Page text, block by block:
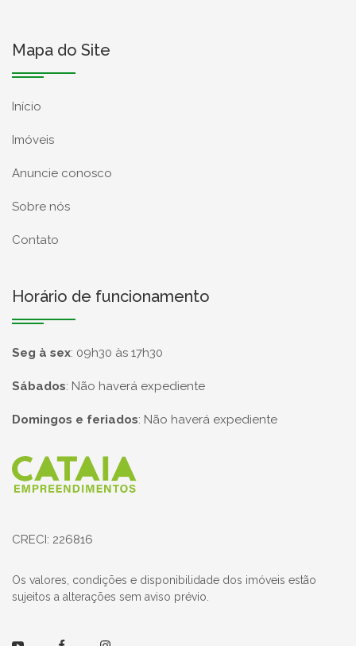
Mapa do Site
Início
Imóveis
Anuncie conosco
Sobre nós
Contato
Horário de funcionamento
Seg à sex: 09h30 às 17h30
Sábados: Não haverá expediente
Domingos e feriados: Não haverá expediente
Página inicial
CRECI: 226816
Os valores, condições e disponibilidade dos imóveis estão
sujeitos a alterações sem aviso prévio.